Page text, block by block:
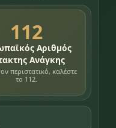
112
Αριθμός
Ανάγκης
περιστατικό, καλέστε
το 112.